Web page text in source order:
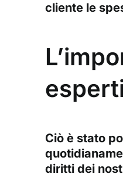
cliente le
Ciò è stato
diritti dei